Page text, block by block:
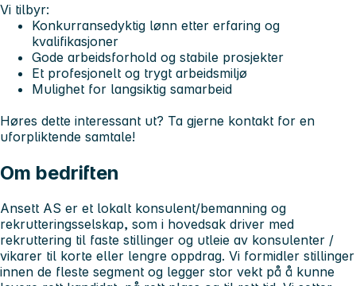
Vi tilbyr:
Konkurransedyktig lønn etter erfaring og
kvalifikasjoner
Gode arbeidsforhold og stabile prosjekter
Et profesjonelt og trygt arbeidsmiljø
Mulighet for langsiktig samarbeid
Høres dette interessant ut? Ta gjerne kontakt for en
uforpliktende samtale!
Om bedriften
Ansett AS er et lokalt konsulent/bemanning og
rekrutteringsselskap, som i hovedsak driver med
rekruttering til faste stillinger og utleie av konsulenter /
vikarer til korte eller lengre oppdrag. Vi formidler stillinger
innen de fleste segment og legger stor vekt på å kunne